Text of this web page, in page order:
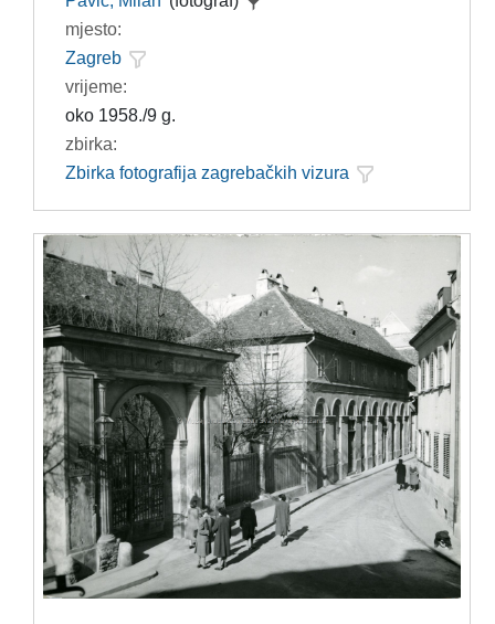
mjesto:
Zagreb
vrijeme:
oko 1958./9 g.
zbirka:
Zbirka fotografija zagrebačkih vizura